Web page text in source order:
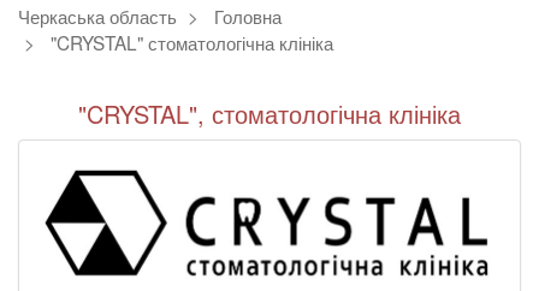
Черкаська область
Головна
"CRYSTAL" стоматологічна клініка
"CRYSTAL", стоматологічна клініка